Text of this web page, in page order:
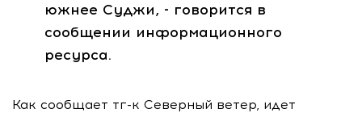
южнее Суджи, - говорится в
сообщении информационного
ресурса.
Как сообщает тг-к Северный ветер, идет